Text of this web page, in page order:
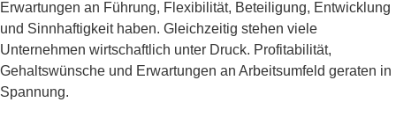
Erwartungen an Führung, Flexibilität, Beteiligung, Entwicklung
und Sinnhaftigkeit haben. Gleichzeitig stehen viele
Unternehmen wirtschaftlich unter Druck. Profitabilität,
Gehaltswünsche und Erwartungen an Arbeitsumfeld geraten in
Spannung.